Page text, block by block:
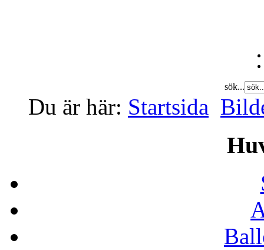
sök...
Du är här: Startsida